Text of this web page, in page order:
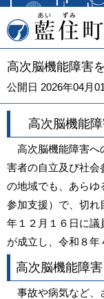
高次脳機能障害
公開日 2026年04月
高次脳機能障
高次脳機能障害へ
害者の自立及び社会
の地域でも、あら
参加支援）で、切れ
年１２月１６日に議
が成立し、令和８年
高次脳機能障
事故や病気など、